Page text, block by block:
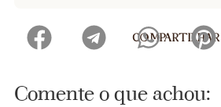
COMPARTILHAR
Comente o que achou: